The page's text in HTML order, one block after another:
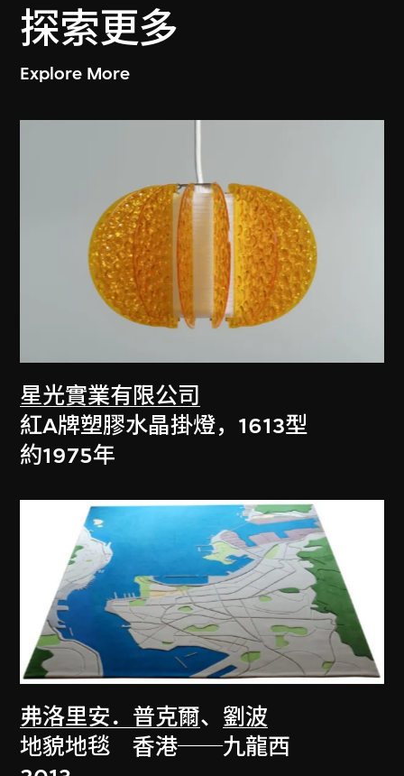
探索更多
Explore More
星光實業有限公司
紅A牌塑膠水晶掛燈，1613型
約1975年
弗洛里安．普克爾、 劉波
地貌地毯 香港──九龍西